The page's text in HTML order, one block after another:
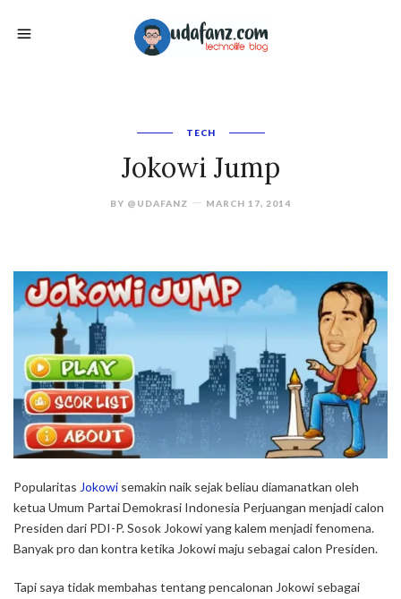
TECH
Jokowi Jump
BY @UDAFANZ MARCH 17, 2014
Popularitas Jokowi semakin naik sejak beliau diamanatkan oleh
ketua Umum Partai Demokrasi Indonesia Perjuangan menjadi calon
Presiden dari PDI-P. Sosok Jokowi yang kalem menjadi fenomena.
Banyak pro dan kontra ketika Jokowi maju sebagai calon Presiden.
Tapi saya tidak membahas tentang pencalonan Jokowi sebagai